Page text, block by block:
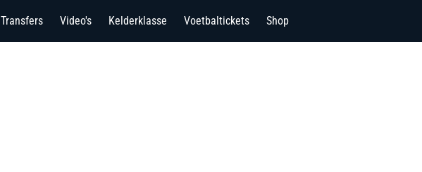
Transfers Video's Kelderklasse Voetbaltickets Shop